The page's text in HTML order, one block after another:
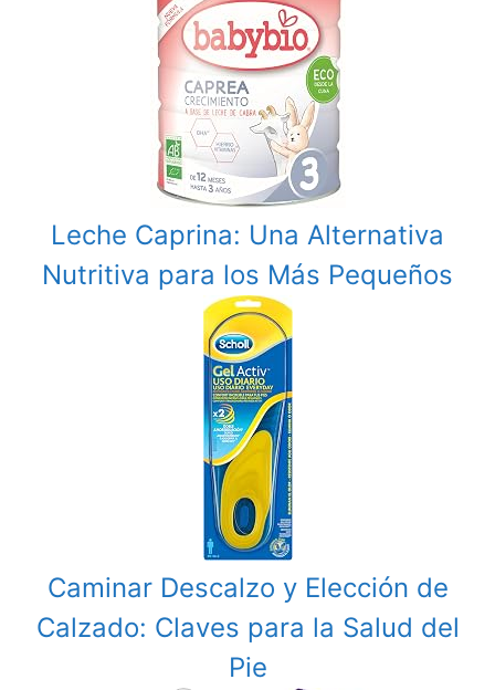
Leche Caprina: Una Alternativa
Nutritiva para los Más Pequeños
Caminar Descalzo y Elección de
Calzado: Claves para la Salud del
Pie